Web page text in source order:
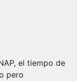
el tiempo de
pero